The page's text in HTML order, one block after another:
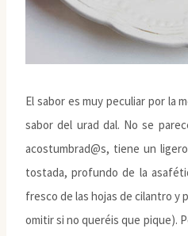
El sabor es muy peculiar por la
sabor del urad dal. No se
acostumbrad@s, tiene un
tostada, profundo de la
fresco de las hojas de cilantro y
omitir si no queréis que pique).